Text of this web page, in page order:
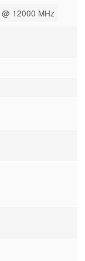
12000 MHz